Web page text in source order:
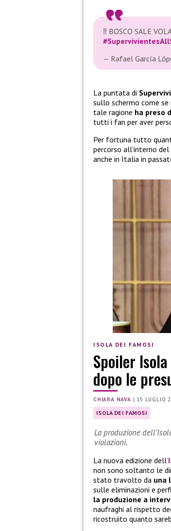
‼️ BOSCO SALE
— Rafael García
La puntata di
sullo schermo come
tale ragione ha preso
tutti i fan per aver
Per fortuna tutto
percorso all’interno
anche in Italia in
ISOLA DEI FAMOSI
Spoiler
dopo le
CHIARA NAVA | 15 LUGLIO
ISOLA DEI FAMOSI
La produzione
violazioni.
La nuova edizione dell’
non sono soltanto le
stato travolto da una
sulle eliminazioni e
la produzione a
naufraghi al rispetto
ricostruito quanto